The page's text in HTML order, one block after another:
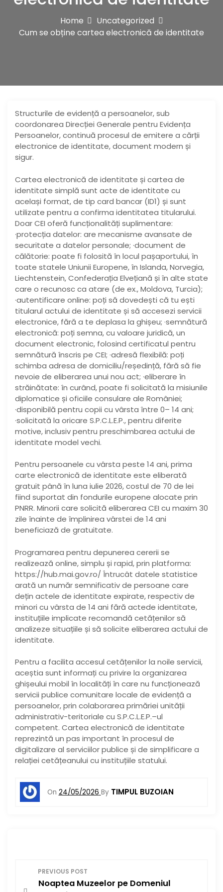
Home
Uncategorized
Cum se obține cartea electronică de identitate
Structurile de evidență a persoanelor, sub
coordonarea Direcției Generale pentru Evidența
Persoanelor, continuă procesul de emitere a cărții
electronice de identitate, document modern și
sigur.
Cartea electronică de identitate și cartea de
identitate simplă sunt acte de identitate cu
același format, de tip card bancar (ID1) și sunt
utilizate pentru a confirma identitatea titularului.
Doar CEI oferă funcționalități suplimentare:
·protecția datelor: are mecanisme avansate de
securitate a datelor personale; ·document de
călătorie: poate fi folosită în locul pașaportului, în
toate statele Uniunii Europene, în Islanda, Norvegia,
Liechtenstein, Confederația Elvețiană și în alte state
care o recunosc ca atare (de ex., Moldova, Turcia);
·autentificare online: poți să dovedești că tu ești
titularul actului de identitate și să accesezi servicii
electronice, fără a te deplasa la ghișeu; ·semnătură
electronică: poți semna, cu valoare juridică, un
document electronic, folosind certificatul pentru
semnătură înscris pe CEI; ·adresă flexibilă: poți
schimba adresa de domiciliu/reședință, fără să fie
nevoie de eliberarea unui nou act; ·eliberare în
străinătate: în curând, poate fi solicitată la misiunile
diplomatice și oficiile consulare ale României;
·disponibilă pentru copii cu vârsta între 0– 14 ani;
·solicitată la oricare S.P.C.L.E.P., pentru diferite
motive, inclusiv pentru preschimbarea actului de
identitate model vechi.
Pentru persoanele cu vârsta peste 14 ani, prima
carte electronică de identitate este eliberată
gratuit până în luna iulie 2026, costul de 70 de lei
fiind suportat din fondurile europene alocate prin
PNRR. Minorii care solicită eliberarea CEI cu maxim 30
zile înainte de împlinirea vârstei de 14 ani
beneficiază de gratuitate.
Programarea pentru depunerea cererii se
realizează online, simplu și rapid, prin platforma:
https://hub.mai.gov.ro/ Întrucât datele statistice
arată un număr semnificativ de persoane care
dețin actele de identitate expirate, respectiv de
minori cu vârsta de 14 ani fără actede identitate,
instituțiile implicate recomandă cetățenilor să
analizeze situațiile și să solicite eliberarea actului de
identitate.
Pentru a facilita accesul cetățenilor la noile servicii,
aceștia sunt informați cu privire la organizarea
ghișeului mobil în localități în care nu funcționează
servicii publice comunitare locale de evidență a
persoanelor, prin colaborarea primăriei unității
administrativ-teritoriale cu S.P.C.L.E.P.–ul
competent. Cartea electronică de identitate
reprezintă un pas important în procesul de
digitalizare al serviciilor publice și de simplificare a
relației cetățeanului cu instituțiile statului.
On 24/05/2026 By TIMPUL BUZOIAN
PREVIOUS POST
Noaptea Muzeelor pe Domeniul